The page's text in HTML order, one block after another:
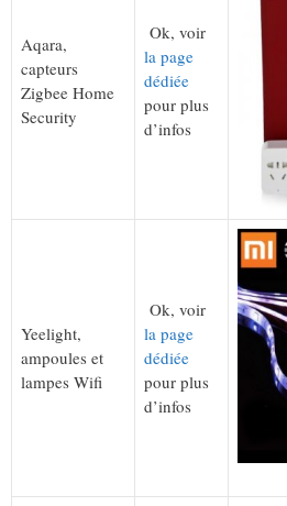
Aqara,
capteurs
Zigbee Home
Security
Ok, voir
la page
dédiée
pour plus
d’infos
Yeelight,
ampoules et
lampes Wifi
Ok, voir
la page
dédiée
pour plus
d’infos